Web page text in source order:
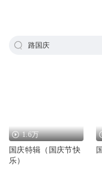
路国庆
1.6万
国庆特辑（国庆节快
乐）